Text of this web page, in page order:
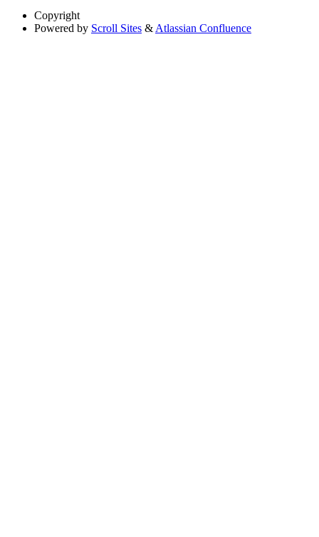
Copyright
Powered by Scroll Sites & Atlassian Confluence